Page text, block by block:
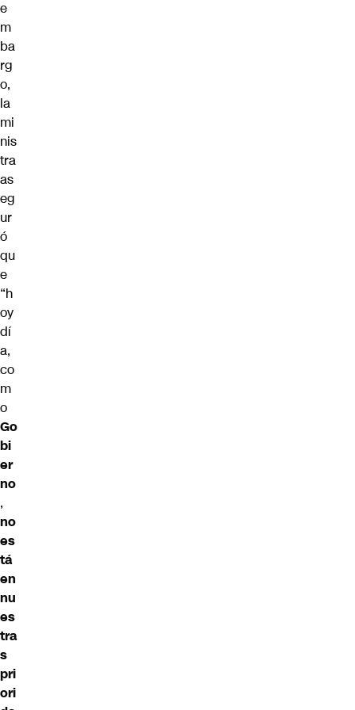
e
m
ba
rg
o,
la
mi
nis
tra
as
eg
ur
ó
qu
e
“h
oy
dí
a,
co
m
o
Go
bi
er
no
,
no
es
tá
en
nu
es
tra
s
pri
ori